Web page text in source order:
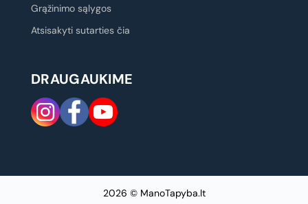
Grąžinimo sąlygos
Atsisakyti sutarties čia
DRAUGAUKIME
2026 © ManoTapyba.lt